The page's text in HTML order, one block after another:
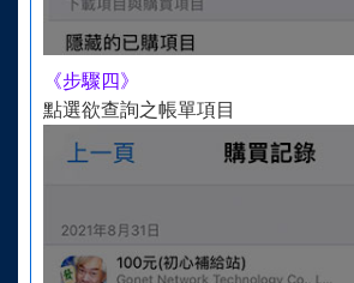
《步驟四》
點選欲查詢之帳單項目